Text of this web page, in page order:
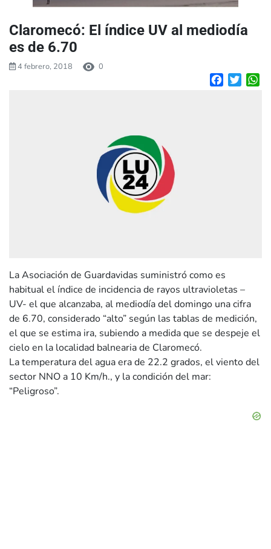
Claromecó: El índice UV al mediodía
es de 6.70
4 febrero, 2018 0
Facebook
La Asociación de Guardavidas suministró como es
habitual el índice de incidencia de rayos ultravioletas –
UV- el que alcanzaba, al mediodía del domingo una cifra
de 6.70, considerado “alto” según las tablas de medición,
el que se estima ira, subiendo a medida que se despeje el
cielo en la localidad balnearia de Claromecó.
La temperatura del agua era de 22.2 grados, el viento del
sector NNO a 10 Km/h., y la condición del mar:
“Peligroso”.